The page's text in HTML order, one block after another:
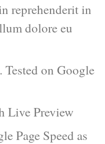
reprehenderit in
dolore eu
Tested on Google
Live Preview
Page Speed as